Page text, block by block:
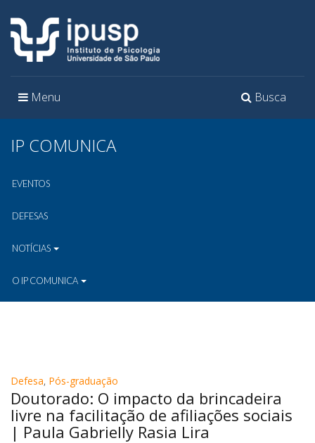
Toggle
Busca
Toggle
Menu
IP COMUNICA
EVENTOS
DEFESAS
NOTÍCIAS
O IP COMUNICA
Defesa, Pós-graduação
Doutorado: O impacto da brincadeira
livre na facilitação de afiliações sociais
| Paula Gabrielly Rasia Lira